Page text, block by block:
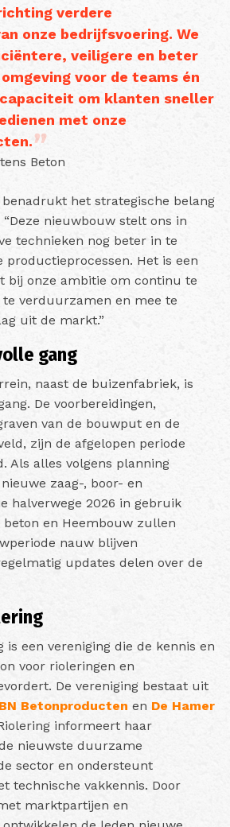
verdere
onze bedrijfsvoering. We
veiligere en beter
voor de teams én
om klanten sneller
met onze
Beton
benadrukt het strategische belang
nieuwbouw stelt ons in
technieken nog beter in te
productieprocessen. Het is een
bij onze ambitie om continu te
verduurzamen en mee te
uit de markt.”
gang
naast de buizenfabriek, is
De voorbereidingen,
van de bouwput en de
zijn de afgelopen periode
Als alles volgens planning
zaag-, boor- en
halverwege 2026 in gebruik
beton en Heembouw zullen
nauw blijven
updates delen over de
is een vereniging die de kennis en
voor rioleringen en
De vereniging bestaat uit
Betonproducten en De Hamer
informeert haar
nieuwste duurzame
sector en ondersteunt
technische vakkennis. Door
marktpartijen en